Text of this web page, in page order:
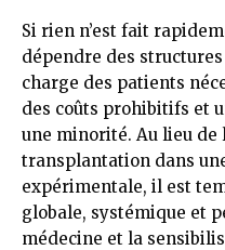
Si rien n’est fait
dépendre des
charge des patients
des coûts prohibitifs et
une minorité. Au lieu de
transplantation dans
expérimentale, il est
globale, systémique et
médecine et la